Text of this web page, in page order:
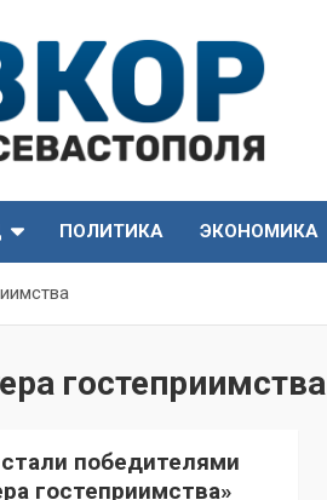
Новости
ПОЛИТИКА ЭКОНОМИКА
гостеприимства
победителями
гостеприимства»